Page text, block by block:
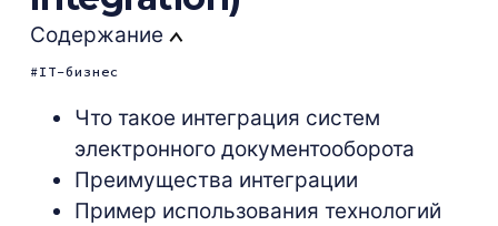
Содержание
IT-бизнес
Что такое интеграция систем
электронного документооборота
Преимущества интеграции
Пример использования технологий